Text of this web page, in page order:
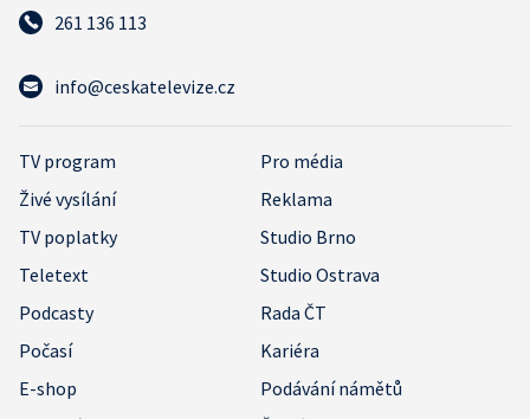
261 136 113
info@ceskatelevize.cz
TV program
Pro média
Živé vysílání
Reklama
TV poplatky
Studio Brno
Teletext
Studio Ostrava
Podcasty
Rada ČT
Počasí
Kariéra
E-shop
Podávání námětů